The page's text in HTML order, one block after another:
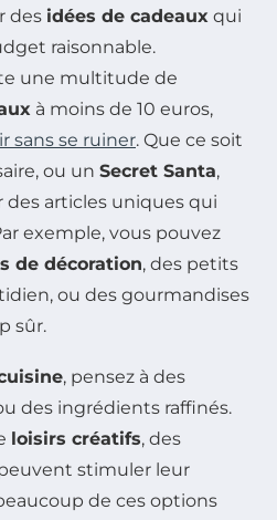
des idées de cadeaux qui
raisonnable.
une multitude de
à moins de 10 euros,
sans se ruiner. Que ce soit
ou un Secret Santa,
articles uniques qui
exemple, vous pouvez
de décoration, des petits
ou des gourmandises
sûr.
, pensez à des
des ingrédients raffinés.
loisirs créatifs, des
stimuler leur
de ces options